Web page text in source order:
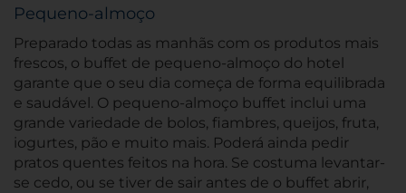
Pequeno-almoço
Preparado todas as manhãs com os produtos mais
frescos, o buffet de pequeno-almoço do hotel
garante que o seu dia começa de forma equilibrada
e saudável. O pequeno-almoço buffet inclui uma
grande variedade de bolos, fiambres, queijos, fruta,
iogurtes, pão e muito mais. Poderá ainda pedir
pratos quentes feitos na hora. Se costuma levantar-
se cedo, ou se tiver de sair antes de o buffet abrir,